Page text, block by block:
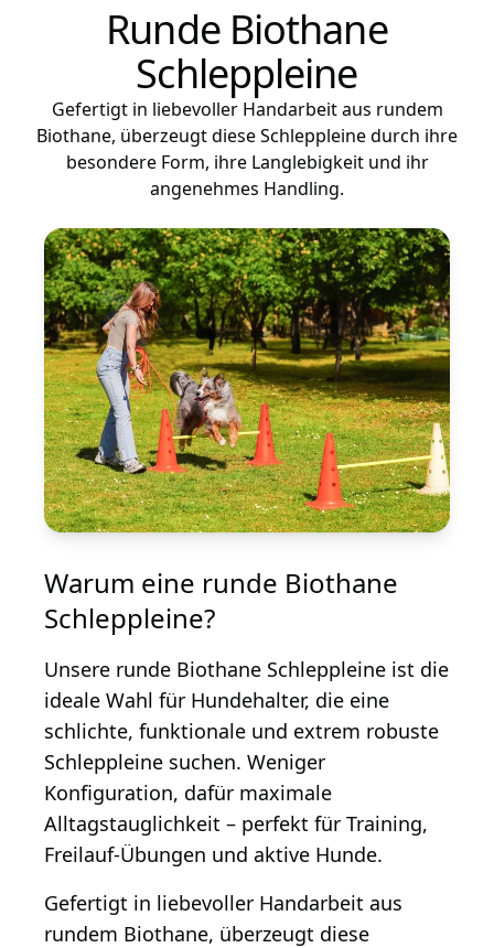
Runde Biothane
Schleppleine
Gefertigt in liebevoller Handarbeit aus rundem
Biothane, überzeugt diese Schleppleine durch ihre
besondere Form, ihre Langlebigkeit und ihr
angenehmes Handling.
Warum eine runde Biothane
Schleppleine?
Unsere runde Biothane Schleppleine ist die
ideale Wahl für Hundehalter, die eine
schlichte, funktionale und extrem robuste
Schleppleine suchen. Weniger
Konfiguration, dafür maximale
Alltagstauglichkeit – perfekt für Training,
Freilauf-Übungen und aktive Hunde.
Gefertigt in liebevoller Handarbeit aus
rundem Biothane, überzeugt diese